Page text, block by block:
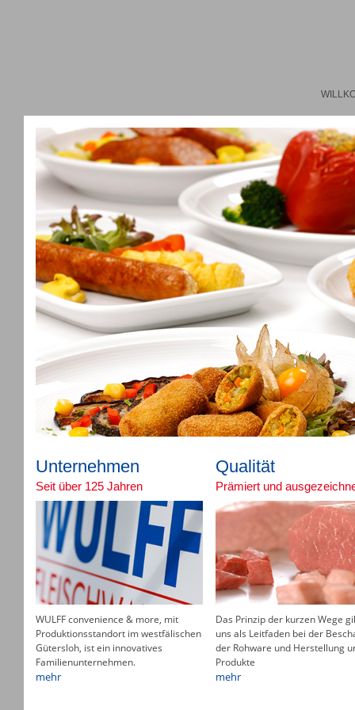
Unternehmen
Seit über 125 Jahren
WULFF convenience & more, mit
Produktionsstandort im westfälischen
Gütersloh, ist ein innovatives
Familienunternehmen.
mehr
Qualität
Prämiert und
Das Prinzip der kurzen Wege
uns als Leitfaden bei der
der Rohware und Herstellung
Produkte
mehr